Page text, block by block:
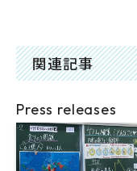
関連記事
Press releases